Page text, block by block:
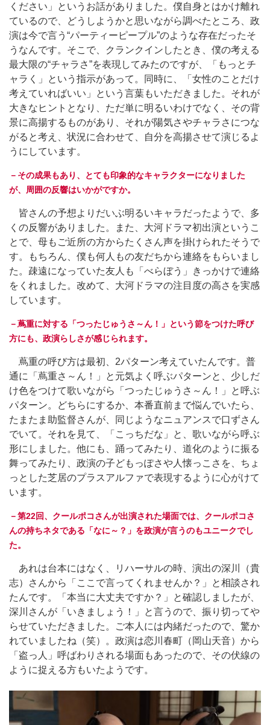
ください」というお話がありました。僕自身とはかけ離れ
ているので、どうしようかと思いながら調べたところ、政
演は今で言う“パーティーピープル”のような存在だったそ
うなんです。そこで、クランクインしたとき、僕の考える
最大限の“チャラさ”を表現してみたのですが、「もっとチ
ャラく」という指示があって。同時に、「女性のことだけ
考えていればいい」という言葉もいただきました。それが
大きなヒントとなり、ただ単に明るいわけでなく、その背
景に高揚するものがあり、それが陽気さやチャラさにつな
がると考え、状況に合わせて、自分を高揚させて演じるよ
うにしています。
－その成果もあり、とても印象的なキャラクターになりました
が、周囲の反響はいかがですか。
皆さんの予想よりだいぶ明るいキャラだったようで、多
くの反響がありました。また、大河ドラマ初出演というこ
とで、母もご近所の方からたくさん声を掛けられたそうで
す。もちろん、僕も何人もの友だちから連絡をもらいまし
た。疎遠になっていた友人も「べらぼう」きっかけで連絡
をくれました。改めて、大河ドラマの注目度の高さを実感
しています。
－蔦重に対する「つったじゅうさ～ん！」という節をつけた呼び
方にも、政演らしさが感じられます。
蔦重の呼び方は最初、2パターン考えていたんです。普
通に「蔦重さ～ん！」と元気よく呼ぶパターンと、少しだ
け色をつけて歌いながら「つったじゅうさ～ん！」と呼ぶ
パターン。どちらにするか、本番直前まで悩んでいたら、
たまたま助監督さんが、同じようなニュアンスで口ずさん
でいて。それを見て、「こっちだな」と、歌いながら呼ぶ
形にしました。他にも、踊ってみたり、道化のように振る
舞ってみたり、政演の子どもっぽさや人懐っこさを、ちょ
っとした芝居のプラスアルファで表現するように心がけて
います。
－第22回、クールポコさんが出演された場面では、クールポコさ
んの持ちネタである「なに～？」を政演が言うのもユニークでし
た。
あれは台本にはなく、リハーサルの時、演出の深川（貴
志）さんから「ここで言ってくれませんか？」と相談され
たんです。「本当に大丈夫ですか？」と確認しましたが、
深川さんが「いきましょう！」と言うので、振り切ってや
らせていただきました。ご本人には内緒だったので、驚か
れていましたね（笑）。政演は恋川春町（岡山天音）から
「盗っ人」呼ばわりされる場面もあったので、その伏線の
ように捉える方もいたようです。